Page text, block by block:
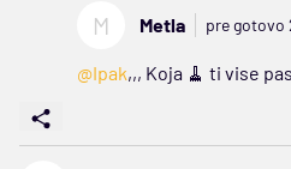
M Metla pre gotovo
@Ipak,,, Koja 🧹 ti vise